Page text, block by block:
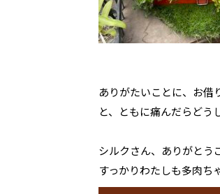
ありがたいことに、お借
と、ともに痛んだらどう
シルクさん、ありがとう
すっかりわたしも多肉